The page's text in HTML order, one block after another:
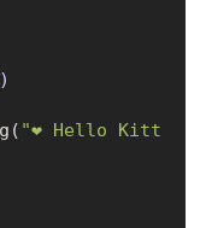
"❤ Hello Kitt